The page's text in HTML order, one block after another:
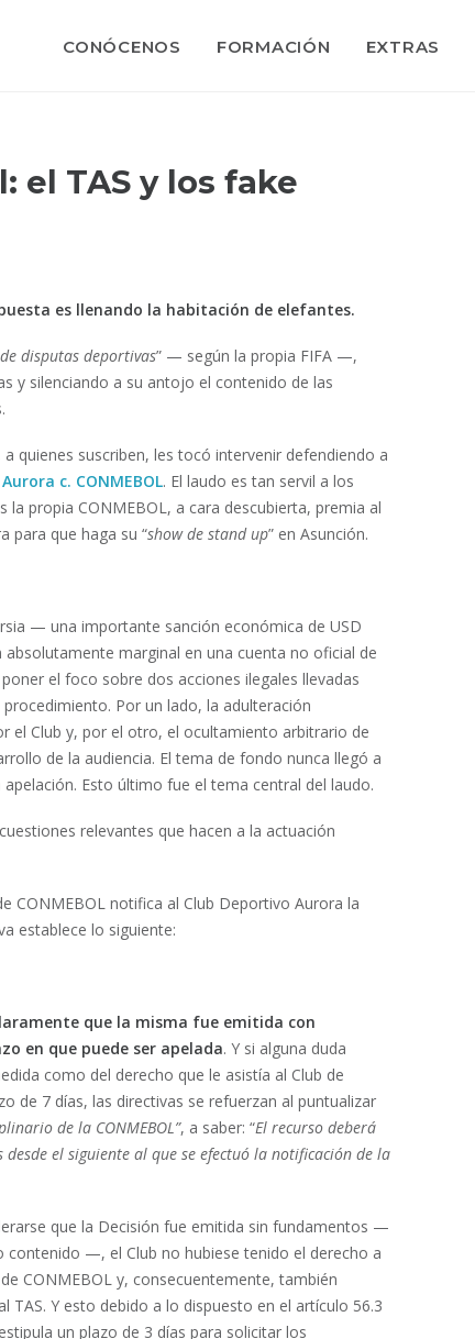
CONÓCENOS FORMACIÓN EXTRAS
el TAS y los fake
es llenando la habitación de elefantes.
disputas deportivas” — según la propia FIFA —,
y silenciando a su antojo el contenido de las
quienes suscriben, les tocó intervenir defendiendo a
c. CONMEBOL. El laudo es tan servil a los
propia CONMEBOL, a cara descubierta, premia al
para que haga su “show de stand up” en Asunción.
— una importante sanción económica de USD
marginal en una cuenta no oficial de
el foco sobre dos acciones ilegales llevadas
Por un lado, la adulteración
el Club y, por el otro, el ocultamiento arbitrario de
de la audiencia. El tema de fondo nunca llegó a
Esto último fue el tema central del laudo.
relevantes que hacen a la actuación
CONMEBOL notifica al Club Deportivo Aurora la
establece lo siguiente:
que la misma fue emitida con
en que puede ser apelada. Y si alguna duda
como del derecho que le asistía al Club de
de 7 días, las directivas se refuerzan al puntualizar
de la CONMEBOL”, a saber: “El recurso deberá
el siguiente al que se efectuó la notificación de la
que la Decisión fue emitida sin fundamentos —
contenido —, el Club no hubiese tenido el derecho a
CONMEBOL y, consecuentemente, también
Y esto debido a lo dispuesto en el artículo 56.3
un plazo de 3 días para solicitar los